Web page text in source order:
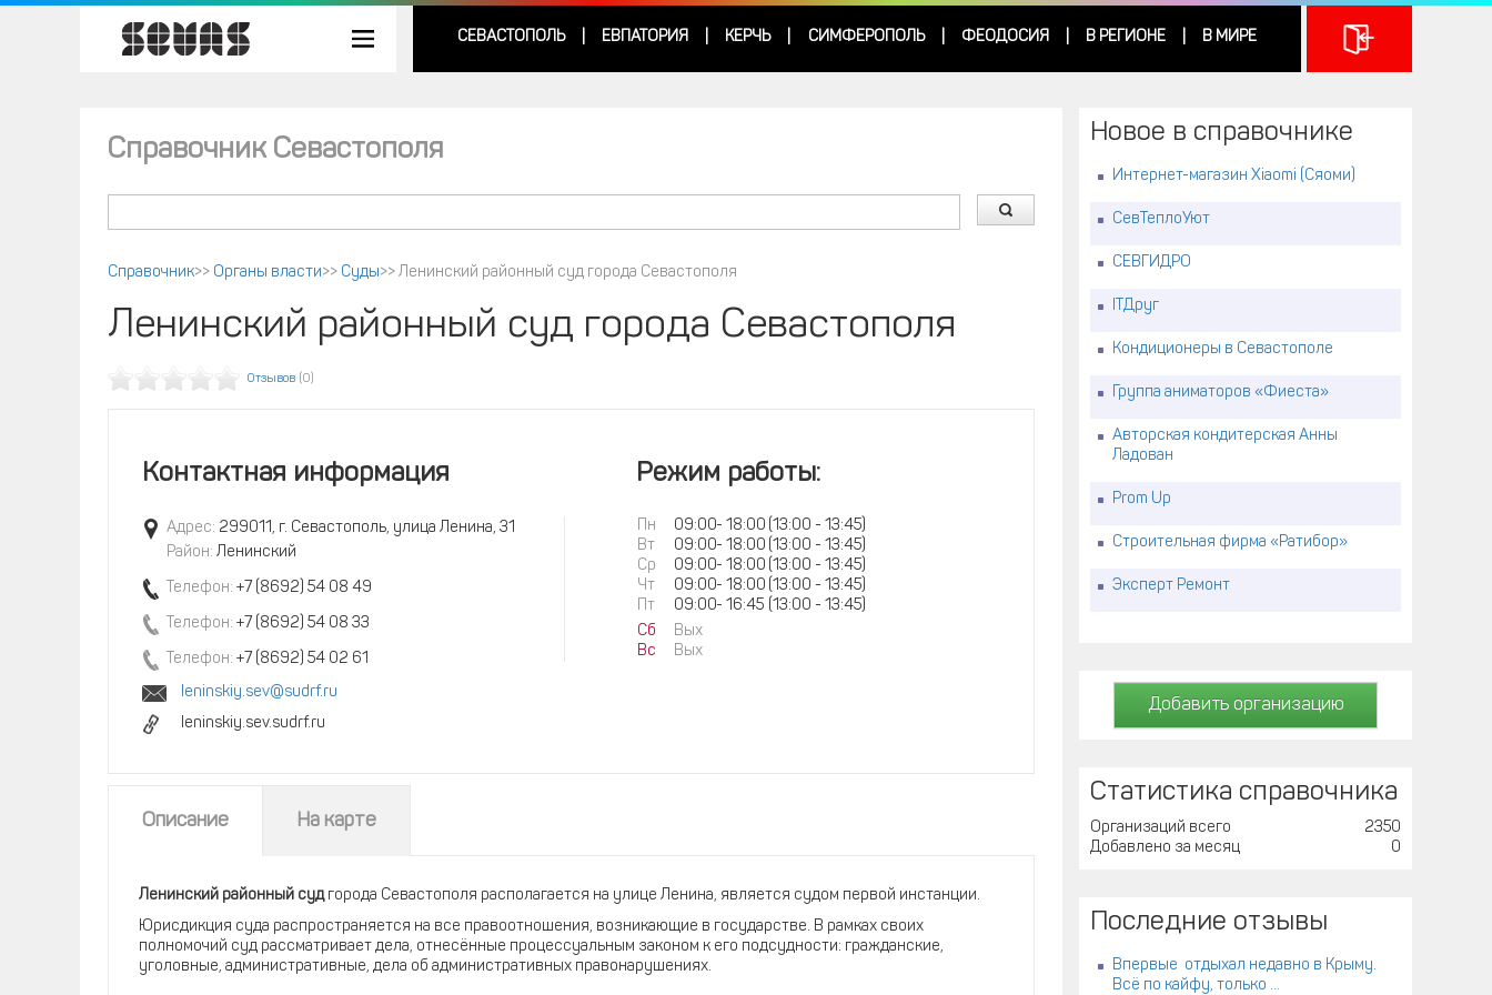
СЕВАСТОПОЛЬ ЕВПАТОРИЯ КЕРЧЬ СИМФЕРОПОЛЬ ФЕОДОСИЯ В РЕГИОНЕ В МИРЕ
Справочник Севастополя
Справочник>> Органы власти>> Суды>> Ленинский районный суд города Севастополя
Ленинский районный суд города Севастополя
Отзывов (0)
Контактная информация
Адрес: 299011, г. Севастополь, улица Ленина, 31
Район: Ленинский
Телефон: +7 (8692) 54 08 49
Телефон: +7 (8692) 54 08 33
Телефон: +7 (8692) 54 02 61
leninskiy.sev@sudrf.ru
leninskiy.sev.sudrf.ru
Режим работы:
Пн 09:00- 18:00 (13:00 - 13:45)
Вт
09:00- 18:00 (13:00 - 13:45)
Ср
09:00- 18:00 (13:00 - 13:45)
Чт
09:00- 18:00 (13:00 - 13:45)
Пт
09:00- 16:45 (13:00 - 13:45)
Сб
Вых
Вс
Вых
Описание На карте
Ленинский районный судгорода Севастополя располагается на улице Ленина, является судом первой инстанции.
Юрисдикция суда распространяется на все правоотношения, возникающие в государстве. В рамках своих
полномочий суд рассматривает дела, отнесённые процессуальным законом к его подсудности: гражданские,
уголовные, административные, дела об административных правонарушениях.
Новое в справочнике
Интернет-магазин Xiaomi (Сяоми)
СевТеплоУют
СЕВГИДРО
ITДруг
Кондиционеры в Севастополе
Группа аниматоров «Фиеста»
Авторская кондитерская Анны
Ладован
Prom Up
Строительная фирма «Ратибор»
Эксперт Ремонт
Добавить организацию
Статистика справочника
2350
Организаций всего
0
Добавлено за месяц
Последние отзывы
Впервые отдыхал недавно в Крыму.
Всё по кайфу, только ...